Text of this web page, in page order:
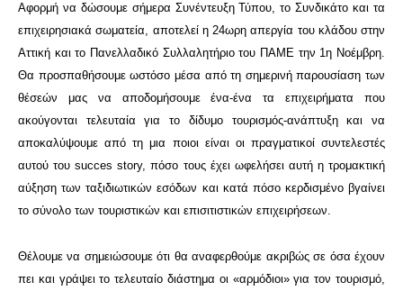
Αφορμή να δώσουμε σήμερα Συνέντευξη Τύπου, το Συνδικάτο και τα
επιχειρησιακά σωματεία, αποτελεί η 24ωρη απεργία του κλάδου στην
Αττική και το Πανελλαδικό Συλλαλητήριο του ΠΑΜΕ την 1η Νοέμβρη.
Θα προσπαθήσουμε ωστόσο μέσα από τη σημερινή παρουσίαση των
θέσεών μας να αποδομήσουμε ένα-ένα τα επιχειρήματα που
ακούγονται τελευταία για το δίδυμο τουρισμός-ανάπτυξη και να
αποκαλύψουμε από τη μια ποιοι είναι οι πραγματικοί συντελεστές
αυτού του succes story, πόσο τους έχει ωφελήσει αυτή η τρομακτική
αύξηση των ταξιδιωτικών εσόδων και κατά πόσο κερδισμένο βγαίνει
το σύνολο των τουριστικών και επισιτιστικών επιχειρήσεων.
Θέλουμε να σημειώσουμε ότι θα αναφερθούμε ακριβώς σε όσα έχουν
πει και γράψει το τελευταίο διάστημα οι «αρμόδιοι» για τον τουρισμό,